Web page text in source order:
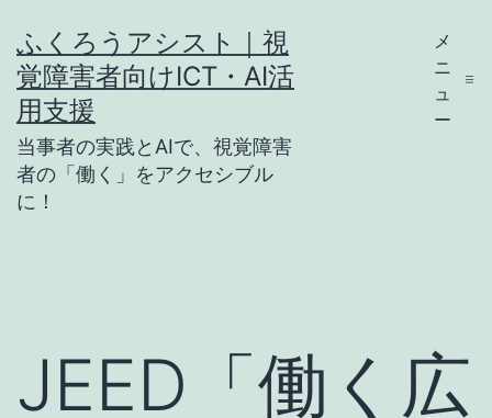
ン
テ
ン
ツ
へ
ふくろうアシスト｜視
覚障害者向けICT・AI活
用支援
当事者の実践とAIで、視覚障害
者の「働く」をアクセシブル
に！
メ
ニ
ュ
ー
JEED「働く広